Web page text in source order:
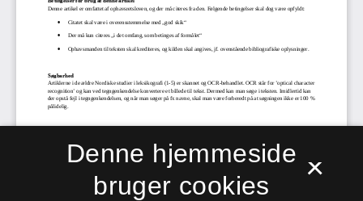
×
Denne hjemmeside
bruger cookies